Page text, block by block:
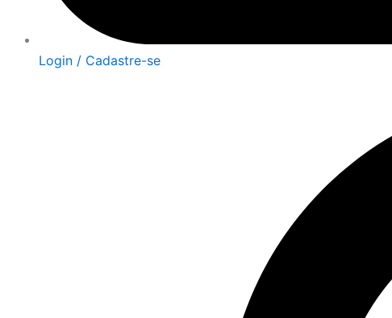
Login / Cadastre-se